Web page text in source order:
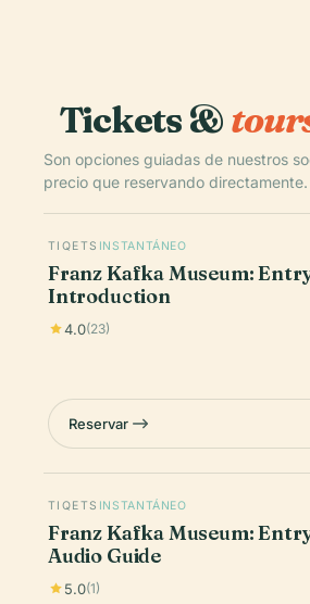
Tickets &
Son opciones guiadas de nuestros
precio que reservando directamente.
TIQETS INSTANTÁNEO
Franz Kafka Museum:
Introduction
4.0(23)
Reservar
TIQETS INSTANTÁNEO
Franz Kafka Museum:
Audio Guide
5.0(1)